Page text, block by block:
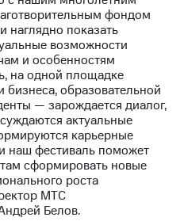
фондом
наглядно показать
возможности
и особенностям
на одной площадке
бизнеса, образовательной
— зарождается диалог,
актуальные
карьерные
наш фестиваль поможет
сформировать новые
роста
МТС
Белов.